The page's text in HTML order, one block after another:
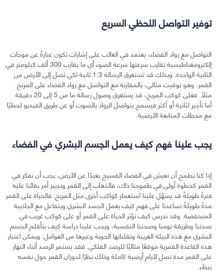
توفير التواصل اللحظي السريع
التواصل مع رواد الفضاء، يعتمد في الغالب على إشارات تكون عبارةً عن موجات
إلكترومغناطيسية تقارب سرعتها سرعة الضوء أي ما يقارب 300 ألف كيلومتر في
الثانية الواحدة. وبذلك قد تستغرق الرسالة 1.3 ثانية لكي تصل إلى الأرض من
القمر. وهو توقيت مثالي، بالمقارنة مع التواصل مع رواد الفضاء على المريخ
مثلًا. فعلى كوكب المريخ، قد يستغرق وصول رسالة ما من 5 إلى 20 دقيقة.
أما تأخير لثانية أو أكثر فيسمح بتواصل الرواد بالصوت أو عن طريق الفيديو لحظيًا
مع محطات المتابعة الأرضية.
يجب علينا فهم كيف يعمل الجسم البشري في الفضاء
إذا كنا نطمح أن نعيش في الفضاء الفسيح بعيدًا عن الأرض، يجب أن نفكر في
القمر كخطوة أولى في طموحنا ذاك، فالذهاب إلى القمر وتدبير أمر بقائنا عليه
فترةً طويلةً قد يسهّل علينا استعمار كواكب أخرى مثل المريخ. فالحياة على القمر
مدةً طويلةً تساعدنا على فهم كيف يعمل الجسد البشري ويتفاعل مع الجاذبية
المنخفضة. وقد ندرس كيف تؤثر الحياة على القمر أو على كوكب غريب في
صحتنا وطريقة نومنا وصحتنا النفسية، ويجب علينا دراسة كيف يتأقلم الجسم
البشري مع هذه البيئة الغريبة وتقلباتها الجوية وغيرها من العوامل. ويمكن اعتبار
هذه القاعدة القمرية موقعًا مثاليًا للرصد الفلكي. فقد يستمر الرصد أثناء النهار
على القمر مدة تصل لأيام أرضية كاملة وذلك نظرًا لدوران القمر حول نفسه
ببطء.